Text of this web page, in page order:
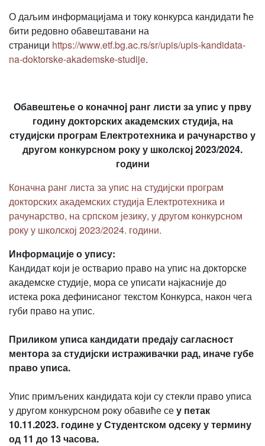
О даљим информацијама и току конкурса кандидати ће
бити редовно обавештавани на
страници https://www.etf.bg.ac.rs/sr/upis/upis-kandidata-
na-doktorske-akademske-studije.
Обавештење о коначнoj ранг листи за упис у прву
годину докторских академских студија, на
студијски програм Електротехника и рачунарство у
другом конкурсном року у школској 2023/2024.
години
Коначна ранг листа за упис на студијски програм
докторских академских студија Електротехника и
рачунарство, на српском језику, у другом конкурсном
року у школској 2023/2024. години.
Информације о упису:
Кандидат који је остварио право на упис на докторске
академске студије, мора се уписати најкасније до
истека рока дефинисаног текстом Конкурса, након чега
губи право на упис.
Приликом уписа кандидати предају сагласност
ментора за студијски истраживачки рад, иначе губе
право уписа.
Упис примљених кандидата који су стекли право уписа
у другом конкурсном року обавиће сеу петак
10.11.2023. године у Студентском одсеку у термину
од 11 до 13 часова.